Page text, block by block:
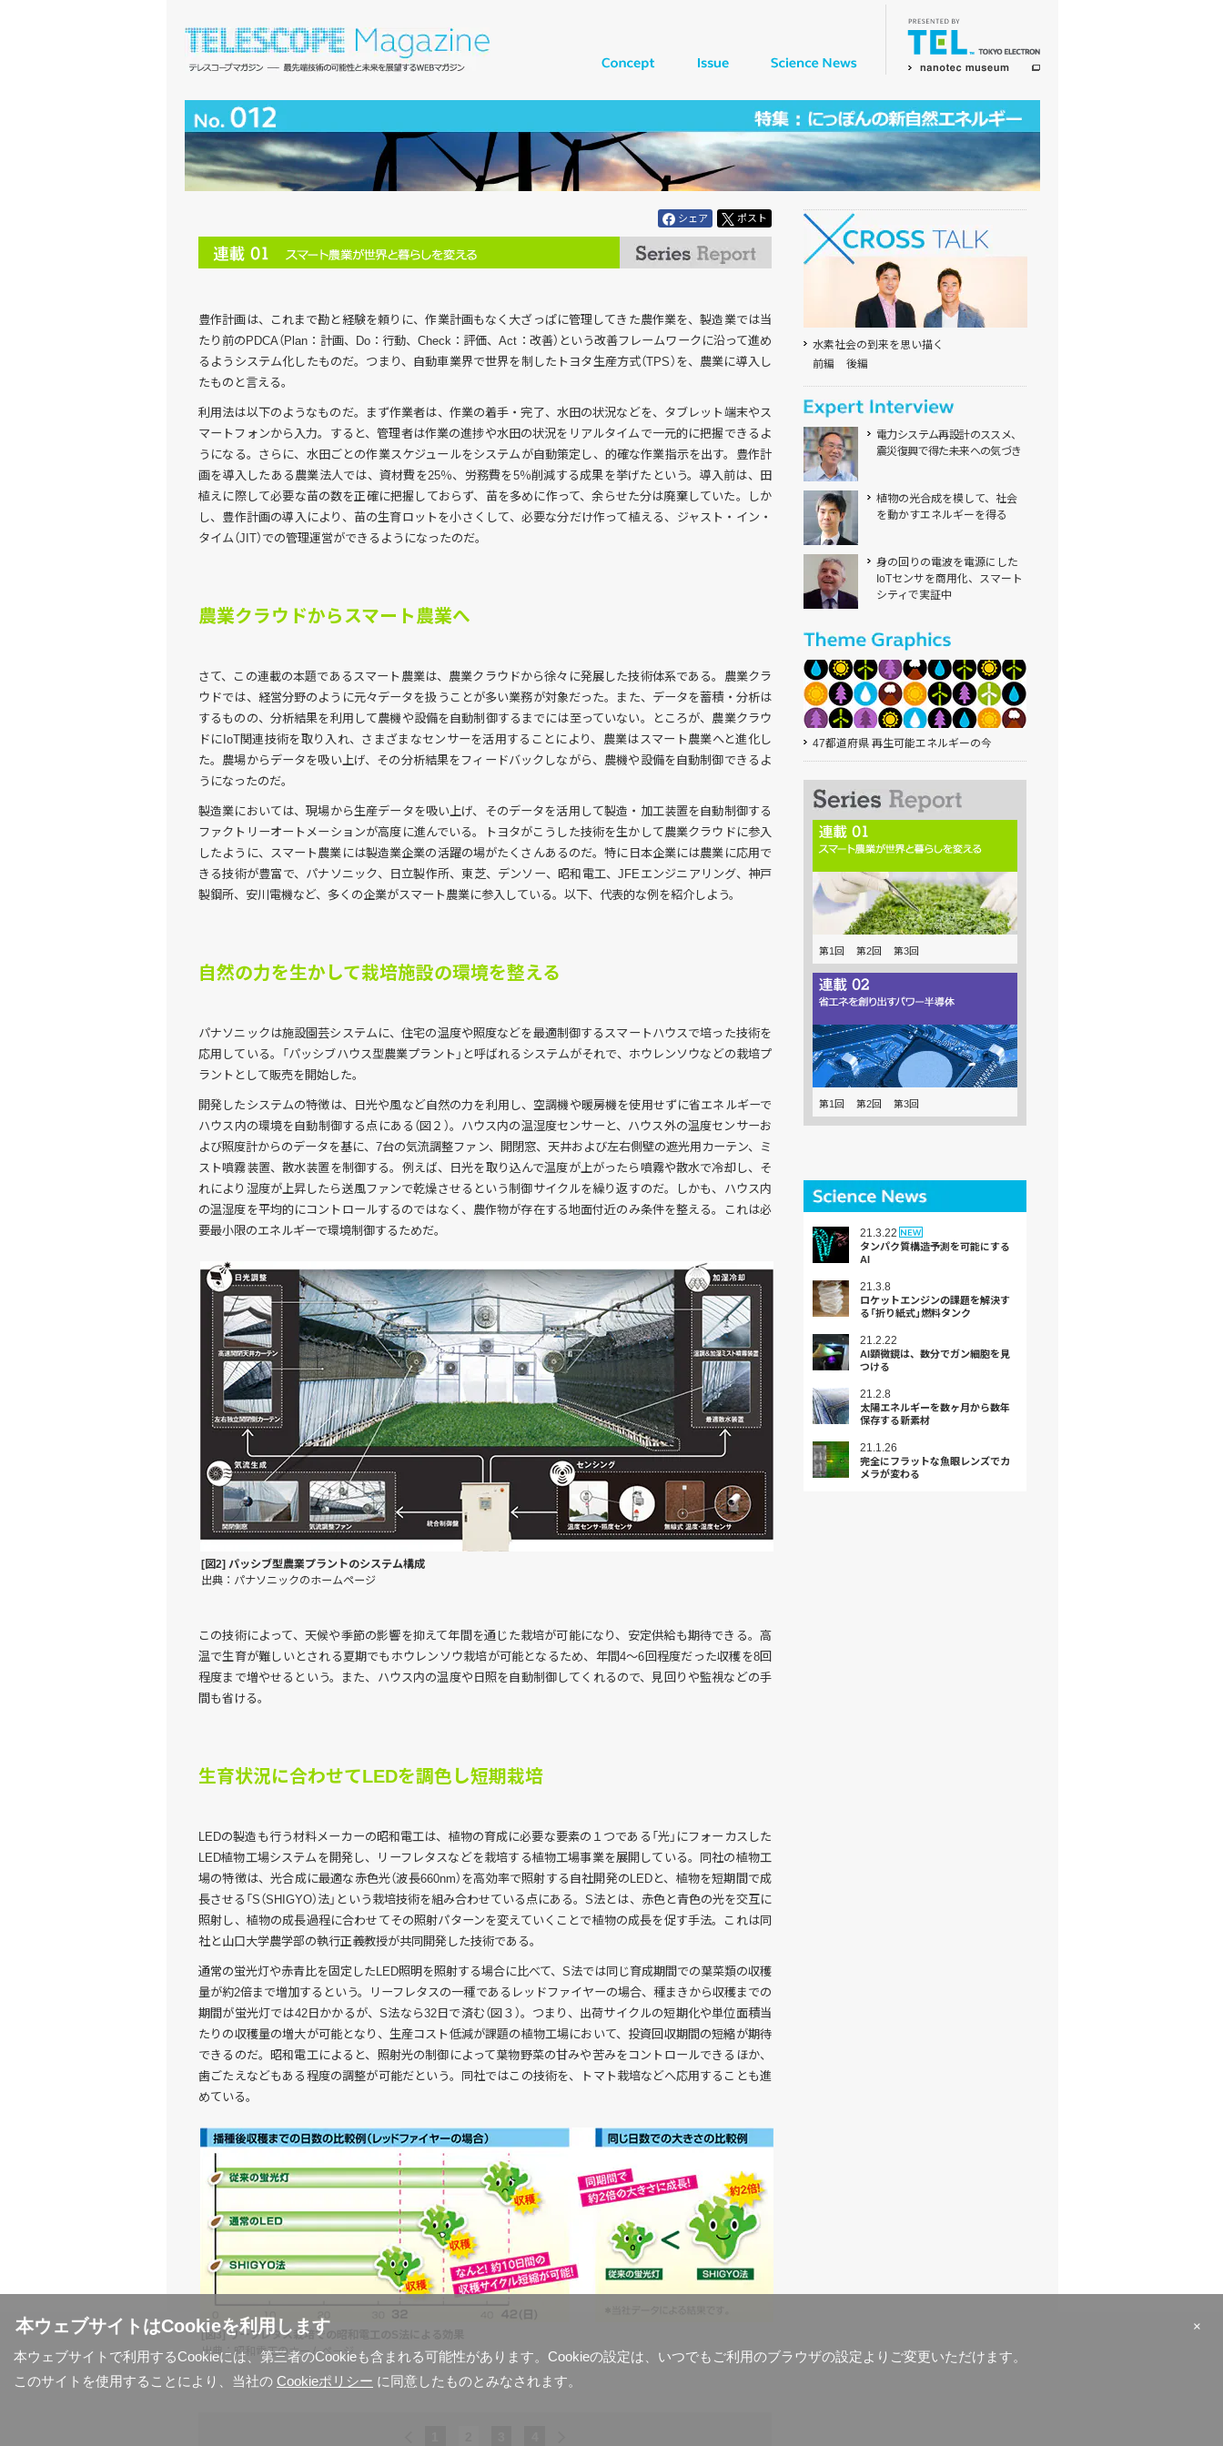
本ウェブサイトはCookieを利用します
×
本ウェブサイトで利用するCookieには、第三者のCookieも含まれる可能性があります。Cookieの設定は、いつでもご利用のブラウザの設定よりご変更いただけます。
このサイトを使用することにより、当社の Cookieポリシー に同意したものとみなされます。
シェア ポスト
豊作計画は、これまで勘と経験を頼りに、作業計画もなく大ざっぱに管理してきた農作業を、製造業では当
たり前のPDCA（Plan：計画、Do：行動、Check：評価、Act：改善）という改善フレームワークに沿って進め
るようシステム化したものだ。つまり、自動車業界で世界を制したトヨタ生産方式（TPS）を、農業に導入し
たものと言える。
利用法は以下のようなものだ。まず作業者は、作業の着手・完了、水田の状況などを、タブレット端末やス
マートフォンから入力。すると、管理者は作業の進捗や水田の状況をリアルタイムで一元的に把握できるよ
うになる。さらに、水田ごとの作業スケジュールをシステムが自動策定し、的確な作業指示を出す。豊作計
画を導入したある農業法人では、資材費を25％、労務費を5％削減する成果を挙げたという。導入前は、田
植えに際して必要な苗の数を正確に把握しておらず、苗を多めに作って、余らせた分は廃棄していた。しか
し、豊作計画の導入により、苗の生育ロットを小さくして、必要な分だけ作って植える、ジャスト・イン・
タイム（JIT）での管理運営ができるようになったのだ。
農業クラウドからスマート農業へ
さて、この連載の本題であるスマート農業は、農業クラウドから徐々に発展した技術体系である。農業クラ
ウドでは、経営分野のように元々データを扱うことが多い業務が対象だった。また、データを蓄積・分析は
するものの、分析結果を利用して農機や設備を自動制御するまでには至っていない。ところが、農業クラウ
ドにIoT関連技術を取り入れ、さまざまなセンサーを活用することにより、農業はスマート農業へと進化し
た。農場からデータを吸い上げ、その分析結果をフィードバックしながら、農機や設備を自動制御できるよ
うになったのだ。
製造業においては、現場から生産データを吸い上げ、そのデータを活用して製造・加工装置を自動制御する
ファクトリーオートメーションが高度に進んでいる。トヨタがこうした技術を生かして農業クラウドに参入
したように、スマート農業には製造業企業の活躍の場がたくさんあるのだ。特に日本企業には農業に応用で
きる技術が豊富で、パナソニック、日立製作所、東芝、デンソー、昭和電工、JFEエンジニアリング、神戸
製鋼所、安川電機など、多くの企業がスマート農業に参入している。以下、代表的な例を紹介しよう。
自然の力を生かして栽培施設の環境を整える
パナソニックは施設園芸システムに、住宅の温度や照度などを最適制御するスマートハウスで培った技術を
応用している。「パッシブハウス型農業プラント」と呼ばれるシステムがそれで、ホウレンソウなどの栽培プ
ラントとして販売を開始した。
開発したシステムの特徴は、日光や風など自然の力を利用し、空調機や暖房機を使用せずに省エネルギーで
ハウス内の環境を自動制御する点にある（図２）。ハウス内の温湿度センサーと、ハウス外の温度センサーお
よび照度計からのデータを基に、7台の気流調整ファン、開閉窓、天井および左右側壁の遮光用カーテン、ミ
スト噴霧装置、散水装置を制御する。例えば、日光を取り込んで温度が上がったら噴霧や散水で冷却し、そ
れにより湿度が上昇したら送風ファンで乾燥させるという制御サイクルを繰り返すのだ。しかも、ハウス内
の温湿度を平均的にコントロールするのではなく、農作物が存在する地面付近のみ条件を整える。これは必
要最小限のエネルギーで環境制御するためだ。
[図2] パッシブ型農業プラントのシステム構成
出典：パナソニックのホームページ
この技術によって、天候や季節の影響を抑えて年間を通じた栽培が可能になり、安定供給も期待できる。高
温で生育が難しいとされる夏期でもホウレンソウ栽培が可能となるため、年間4～6回程度だった収穫を8回
程度まで増やせるという。また、ハウス内の温度や日照を自動制御してくれるので、見回りや監視などの手
間も省ける。
生育状況に合わせてLEDを調色し短期栽培
LEDの製造も行う材料メーカーの昭和電工は、植物の育成に必要な要素の１つである「光」にフォーカスした
LED植物工場システムを開発し、リーフレタスなどを栽培する植物工場事業を展開している。同社の植物工
場の特徴は、光合成に最適な赤色光（波長660nm）を高効率で照射する自社開発のLEDと、植物を短期間で成
長させる「S（SHIGYO）法」という栽培技術を組み合わせている点にある。S法とは、赤色と青色の光を交互に
照射し、植物の成長過程に合わせてその照射パターンを変えていくことで植物の成長を促す手法。これは同
社と山口大学農学部の執行正義教授が共同開発した技術である。
通常の蛍光灯や赤青比を固定したLED照明を照射する場合に比べて、S法では同じ育成期間での葉菜類の収穫
量が約2倍まで増加するという。リーフレタスの一種であるレッドファイヤーの場合、種まきから収穫までの
期間が蛍光灯では42日かかるが、S法なら32日で済む（図３）。つまり、出荷サイクルの短期化や単位面積当
たりの収穫量の増大が可能となり、生産コスト低減が課題の植物工場において、投資回収期間の短縮が期待
できるのだ。昭和電工によると、照射光の制御によって葉物野菜の甘みや苦みをコントロールできるほか、
歯ごたえなどもある程度の調整が可能だという。同社ではこの技術を、トマト栽培などへ応用することも進
めている。
[図3] リーフレタス栽培での昭和電工のS法による効果
出典：昭和電工のホームページ
水素社会の到来を思い描く
前編
後編
電力システム再設計のススメ、
震災復興で得た未来への気づき
植物の光合成を模して、社会
を動かすエネルギーを得る
身の回りの電波を電源にした
IoTセンサを商用化、スマート
シティで実証中
47都道府県 再生可能エネルギーの今
第1回 第2回 第3回
第1回 第2回 第3回
21.3.22
タンパク質構造予測を可能にする
AI
21.3.8
ロケットエンジンの課題を解決す
る「折り紙式」燃料タンク
21.2.22
AI顕微鏡は、数分でガン細胞を見
つける
21.2.8
太陽エネルギーを数ヶ月から数年
保存する新素材
21.1.26
完全にフラットな⿂眼レンズでカ
メラが変わる